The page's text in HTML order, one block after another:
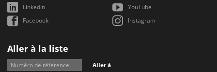
LinkedIn
YouTube
Facebook
Instagram
Aller à la liste
Aller à